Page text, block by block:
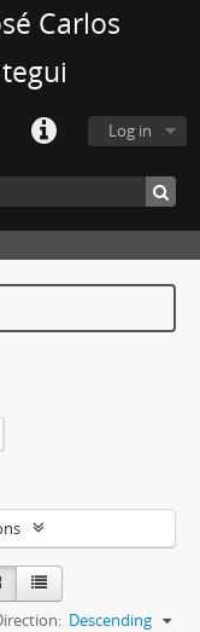
Carlos
Log in
Descending